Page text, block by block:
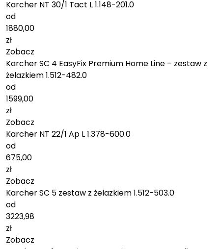
Karcher NT 30/1 Tact L 1.148-201.0
od
1880,00
zł
Zobacz
Karcher SC 4 EasyFix Premium Home Line – zestaw z
żelazkiem 1.512-482.0
od
1599,00
zł
Zobacz
Karcher NT 22/1 Ap L 1.378-600.0
od
675,00
zł
Zobacz
Karcher SC 5 zestaw z żelazkiem 1.512-503.0
od
3223,98
zł
Zobacz